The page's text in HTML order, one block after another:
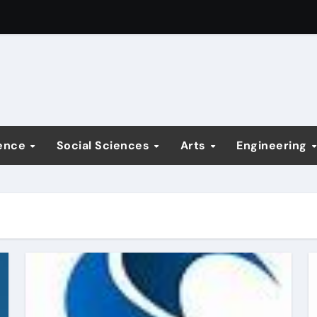
Social Sciences Arts Engineering